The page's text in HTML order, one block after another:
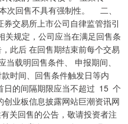
次回售不具有强制性。 二、
交易所上市公司自律监管指引
规定，公司应当在满足回售条
此后 在回售期结束前每个交易
载明回售条件、 申报期间、
时间、回售条件触发日等内
日的间隔期限应当不超过 15 个
业板信息披露网站巨潮资讯网
关回售的公告，敬请投资者注